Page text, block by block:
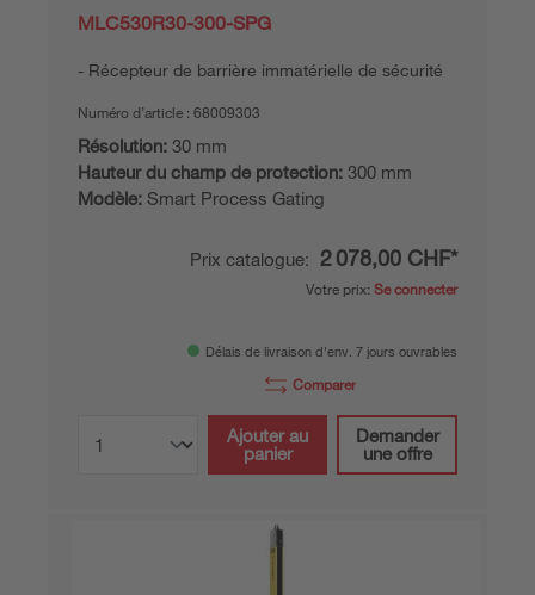
MLC530R30-300-SPG
Récepteur de barrière immatérielle de sécurité
Numéro d’article : 68009303
Résolution: 30 mm
Hauteur du champ de protection: 300 mm
Modèle: Smart Process Gating
Prix catalogue: 2 078,00 CHF*
Votre prix: Se connecter
Délais de livraison d'env. 7 jours ouvrables
Comparer
Ajouter au
panier
Demander
une offre